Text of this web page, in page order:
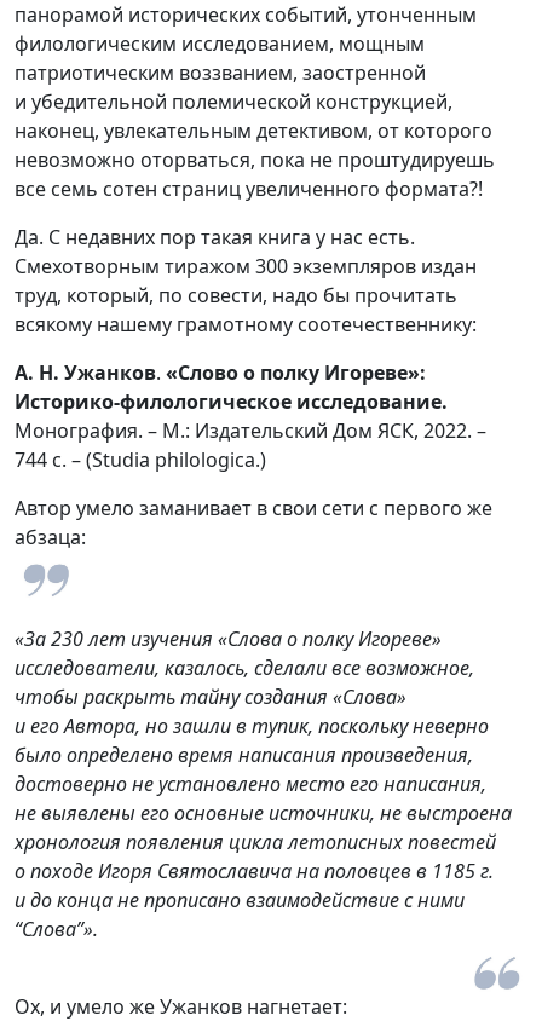
панорамой исторических событий, утонченным
филологическим исследованием, мощным
патриотическим воззванием, заостренной
и убедительной полемической конструкцией,
наконец, увлекательным детективом, от которого
невозможно оторваться, пока не проштудируешь
все семь сотен страниц увеличенного формата?!
Да. С недавних пор такая книга у нас есть.
Смехотворным тиражом 300 экземпляров издан
труд, который, по совести, надо бы прочитать
всякому нашему грамотному соотечественнику:
А. Н. Ужанков. «Слово о полку Игореве»:
Историко-филологическое исследование.
Монография. – М.: Издательский Дом ЯСК, 2022. –
744 с. – (Studia philologica.)
Автор умело заманивает в свои сети с первого же
абзаца:
«За 230 лет изучения «Слова о полку Игореве»
исследователи, казалось, сделали все возможное,
чтобы раскрыть тайну создания «Слова»
и его Автора, но зашли в тупик, поскольку неверно
было определено время написания произведения,
достоверно не установлено место его написания,
не выявлены его основные источники, не выстроена
хронология появления цикла летописных повестей
о походе Игоря Святославича на половцев в 1185 г.
и до конца не прописано взаимодействие с ними
“Слова”».
Ох, и умело же Ужанков нагнетает: